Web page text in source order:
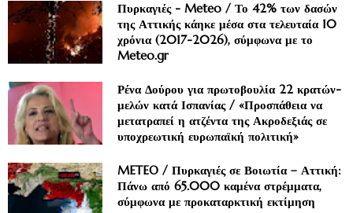
Πυρκαγιές - Meteo / Το 42% των δασών
της Αττικής κάηκε μέσα στα τελευταία 10
χρόνια (2017-2026), σύμφωνα με το
Meteo.gr
Ρένα Δούρου για πρωτοβουλία 22 κρατών-
μελών κατά Ισπανίας / «Προσπάθεια να
μετατραπεί η ατζέντα της Ακροδεξιάς σε
υποχρεωτική ευρωπαϊκή πολιτική»
METEO / Πυρκαγιές σε Βοιωτία – Αττική:
Πάνω από 65.000 καμένα στρέμματα,
σύμφωνα με προκαταρκτική εκτίμηση